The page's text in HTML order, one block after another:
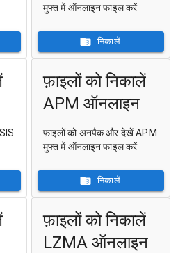
मुफ्त में ऑनलाइन फाइल करें
निकालें
फ़ाइलों को निकालें
APM ऑनलाइन
फ़ाइलों को अनपैक और देखें APM
मुफ्त में ऑनलाइन फाइल करें
निकालें
फ़ाइलों को निकालें
LZMA ऑनलाइन